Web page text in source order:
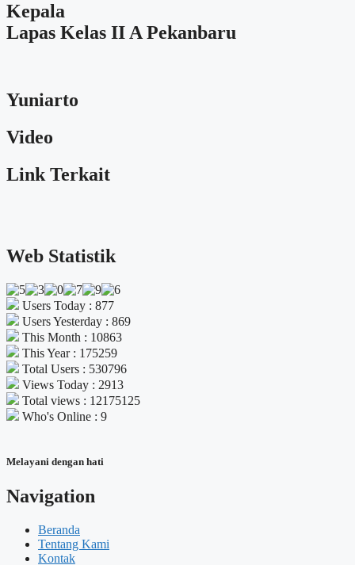
Kepala
Lapas Kelas II A Pekanbaru
Yuniarto
Video
Link Terkait
Web Statistik
Users Today : 877
Users Yesterday : 869
This Month : 10863
This Year : 175259
Total Users : 530796
Views Today : 2913
Total views : 12175125
Who's Online : 9
Melayani dengan hati
Navigation
Beranda
Tentang Kami
Kontak